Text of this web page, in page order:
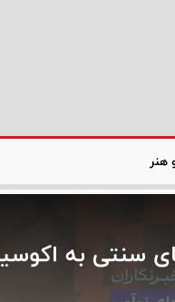
هنر
سنتی به